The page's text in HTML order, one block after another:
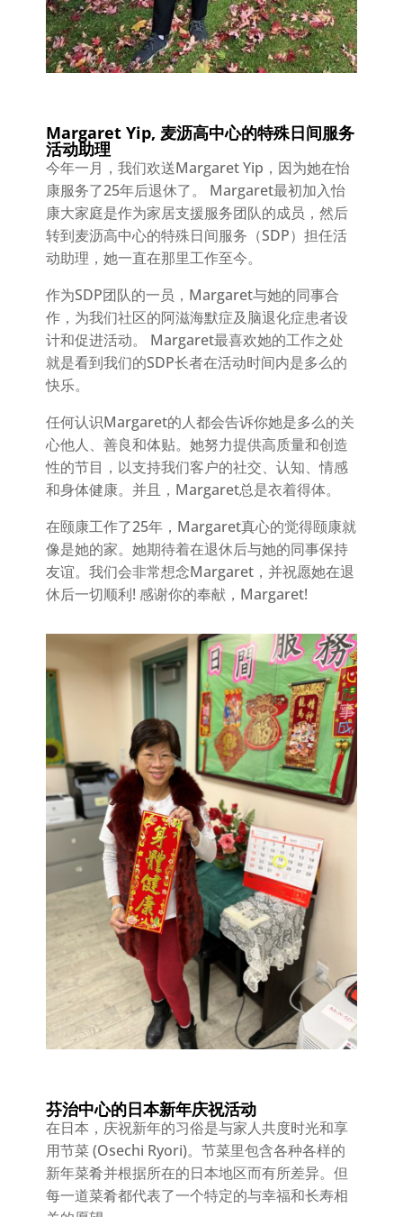
Margaret Yip, 麦沥高中心的特殊日间服务
活动助理
今年一月，我们欢送Margaret Yip，因为她在怡
康服务了25年后退休了。 Margaret最初加入怡
康大家庭是作为家居支援服务团队的成员，然后
转到麦沥高中心的特殊日间服务（SDP）担任活
动助理，她一直在那里工作至今。
作为SDP团队的一员，Margaret与她的同事合
作，为我们社区的阿滋海默症及脑退化症患者设
计和促进活动。 Margaret最喜欢她的工作之处
就是看到我们的SDP长者在活动时间内是多么的
快乐。
任何认识Margaret的人都会告诉你她是多么的关
心他人、善良和体贴。她努力提供高质量和创造
性的节目，以支持我们客户的社交、认知、情感
和身体健康。并且，Margaret总是衣着得体。
在颐康工作了25年，Margaret真心的觉得颐康就
像是她的家。她期待着在退休后与她的同事保持
友谊。我们会非常想念Margaret，并祝愿她在退
休后一切顺利! 感谢你的奉献，Margaret!
芬治中心的日本新年庆祝活动
在日本，庆祝新年的习俗是与家人共度时光和享
用节菜 (Osechi Ryori)。节菜里包含各种各样的
新年菜肴并根据所在的日本地区而有所差异。但
每一道菜肴都代表了一个特定的与幸福和长寿相